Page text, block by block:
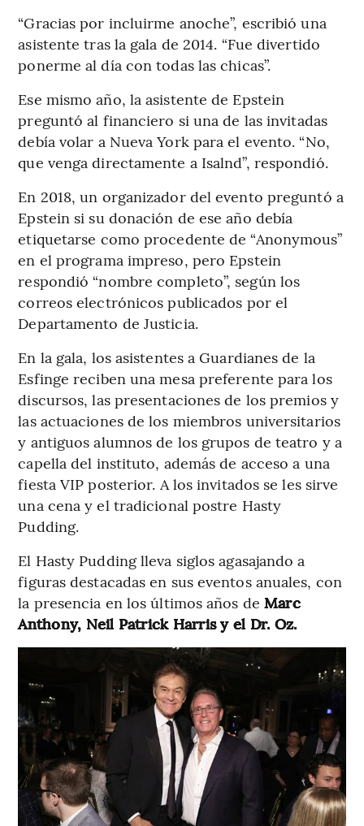
“Gracias por incluirme anoche”, escribió una
asistente tras la gala de 2014. “Fue divertido
ponerme al día con todas las chicas”.
Ese mismo año, la asistente de Epstein
preguntó al financiero si una de las invitadas
debía volar a Nueva York para el evento. “No,
que venga directamente a Isalnd”, respondió.
En 2018, un organizador del evento preguntó a
Epstein si su donación de ese año debía
etiquetarse como procedente de “Anonymous”
en el programa impreso, pero Epstein
respondió “nombre completo”, según los
correos electrónicos publicados por el
Departamento de Justicia.
En la gala, los asistentes a Guardianes de la
Esfinge reciben una mesa preferente para los
discursos, las presentaciones de los premios y
las actuaciones de los miembros universitarios
y antiguos alumnos de los grupos de teatro y a
capella del instituto, además de acceso a una
fiesta VIP posterior. A los invitados se les sirve
una cena y el tradicional postre Hasty
Pudding.
El Hasty Pudding lleva siglos agasajando a
figuras destacadas en sus eventos anuales, con
la presencia en los últimos años de Marc
Anthony, Neil Patrick Harris y el Dr. Oz.